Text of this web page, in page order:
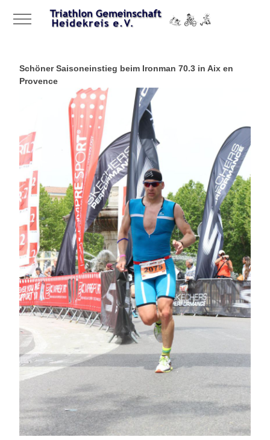
Mobile Menu Toggle
Schöner Saisoneinstieg beim Ironman 70.3 in Aix en
Provence